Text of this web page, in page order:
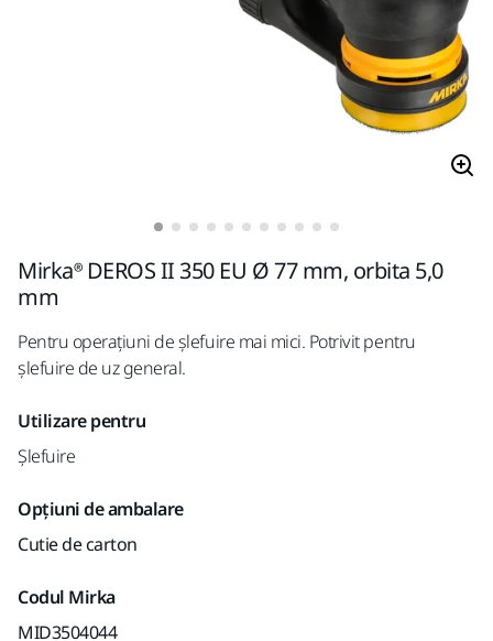
Mirka® DEROS II 350 EU Ø 77 mm, orbita 5,0
mm
Pentru operațiuni de șlefuire mai mici. Potrivit pentru
șlefuire de uz general.
Utilizare pentru
Șlefuire
Opțiuni de ambalare
Cutie de carton
Codul Mirka
MID3504044